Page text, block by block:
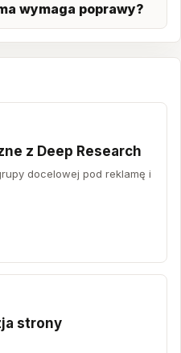
wymaga poprawy?
z Deep Research
docelowej pod reklamę i
strony